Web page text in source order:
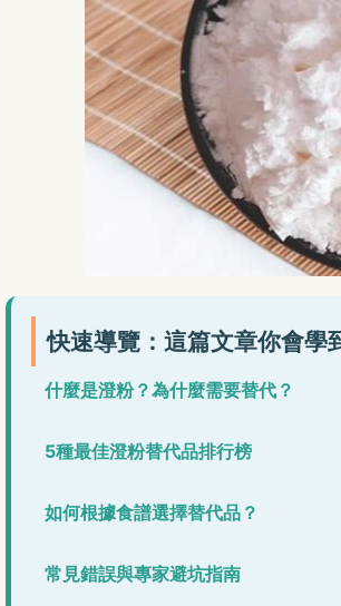
快速導覽：這篇文章你會學
什麼是澄粉？為什麼需要替代？
5種最佳澄粉替代品排行榜
如何根據食譜選擇替代品？
常見錯誤與專家避坑指南